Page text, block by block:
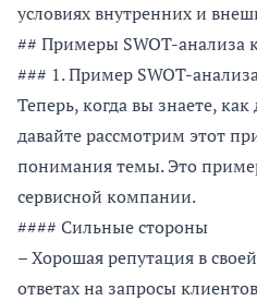
условиях внутренних и
## Примеры SWOT-анализа
### 1. Пример SWOT-
Теперь, когда вы знаете,
давайте рассмотрим этот
понимания темы. Это
сервисной компании.
#### Сильные стороны
– Хорошая репутация в
ответах на запросы